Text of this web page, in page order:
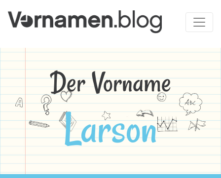
Der Vorname
Larson